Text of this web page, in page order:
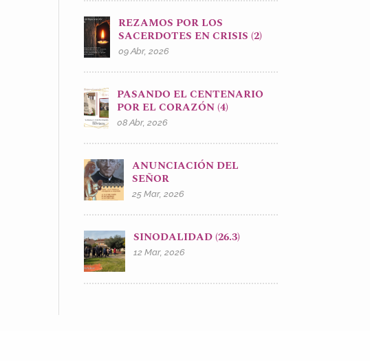
REZAMOS POR LOS
SACERDOTES EN CRISIS (2)
09 Abr, 2026
PASANDO EL CENTENARIO
POR EL CORAZÓN (4)
08 Abr, 2026
ANUNCIACIÓN DEL
SEÑOR
25 Mar, 2026
SINODALIDAD (26.3)
12 Mar, 2026